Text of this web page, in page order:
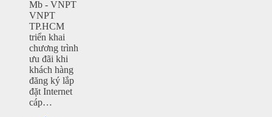
Mb - VNPT
VNPT
TP.HCM
triển khai
chương trình
ưu đãi khi
khách hàng
đăng ký lắp
đặt Internet
cáp…